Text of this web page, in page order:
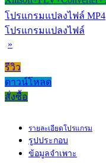
โปรแกรมแปลงไฟล์ MP4
โปรแกรมแปลงไฟล์
»
รีวิว
ดาวน์โหลด
สั่งซื้อ
รายละเอียดโปรแกรม
รูปประกอบ
ข้อมูลจำเพาะ